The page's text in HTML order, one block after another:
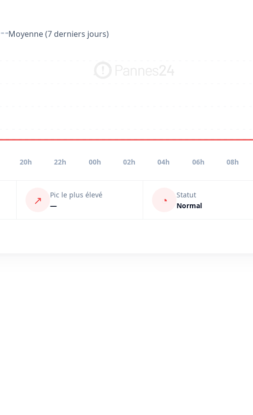
Moyenne (7 derniers jours)
20h 22h 00h 02h 04h 06h 08h
↗
Pic le plus élevé
—
◔
Statut
Normal